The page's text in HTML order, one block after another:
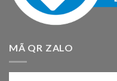
MÃ QR ZALO